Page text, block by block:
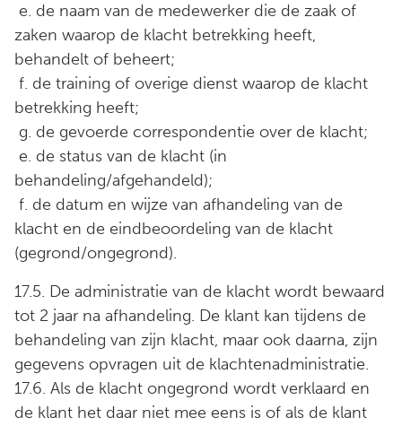
e. de naam van de medewerker die de zaak of
zaken waarop de klacht betrekking heeft,
behandelt of beheert;
f. de training of overige dienst waarop de klacht
betrekking heeft;
g. de gevoerde correspondentie over de klacht;
e. de status van de klacht (in
behandeling/afgehandeld);
f. de datum en wijze van afhandeling van de
klacht en de eindbeoordeling van de klacht
(gegrond/ongegrond).
17.5. De administratie van de klacht wordt bewaard
tot 2 jaar na afhandeling. De klant kan tijdens de
behandeling van zijn klacht, maar ook daarna, zijn
gegevens opvragen uit de klachtenadministratie.
17.6. Als de klacht ongegrond wordt verklaard en
de klant het daar niet mee eens is of als de klant